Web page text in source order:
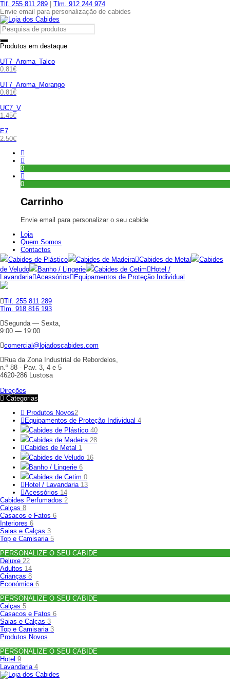
Tlf. 255 811 289
Tlm. 912 244 974
Envie email para personalização de cabides
Produtos em destaque
UT7_Aroma_Talco
0.81€
UT7_Aroma_Morango
0.81€
UC7_V
1.45€
E7
2.50€
0
0
Carrinho
Envie email para personalizar o seu cabide
Loja
Quem Somos
Contactos
Cabides de Plástico
Cabides de Madeira Cabides de Metal
Cabides
de Veludo
Banho / Lingerie Cabides de Cetim
Hotel /
Lavandaria Acessórios Equipamentos de Proteção Individual
Tlf. 255 811 289
Tlm. 918 816 193
Segunda — Sexta,
9:00 — 19:00
comercial@lojadoscabides.com
Rua da Zona Industrial de Rebordelos,
n.º 88 - Pav. 3, 4 e 5
4620-286 Lustosa
Direções
Categorias
Produtos Novos2
Equipamentos de Proteção Individual 4
Cabides de Plástico 40
Cabides de Madeira 28
Cabides de Metal 1
Cabides de Veludo 16
Banho / Lingerie 6
Cabides de Cetim 0
Hotel / Lavandaria 13
Acessórios 14
Cabides Perfumados 2
Calças 8
Casacos e Fatos 6
Interiores 6
Saias e Calças 3
Top e Camisaria 5
PERSONALIZE O SEU CABIDE
Deluxe 22
Adultos 14
Crianças 8
Económica 6
PERSONALIZE O SEU CABIDE
Calças 5
Casacos e Fatos 6
Saias e Calças 3
Top e Camisaria 3
Produtos Novos
PERSONALIZE O SEU CABIDE
Hotel 9
Lavandaria 4